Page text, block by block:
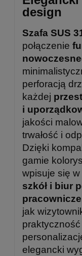
design
Szafa SUS
połączenie
perforacją
każdej
i
jakości
trwałość i
Dzięki
gamie
wpisuje się w
szkół i biur
jak
elegancki